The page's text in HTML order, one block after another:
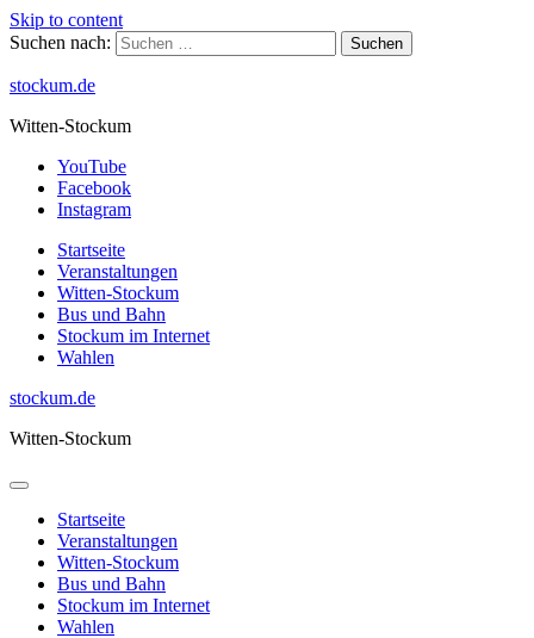
Skip to content
Suchen nach:
stockum.de
Witten-Stockum
YouTube
Facebook
Instagram
Startseite
Veranstaltungen
Witten-Stockum
Bus und Bahn
Stockum im Internet
Wahlen
stockum.de
Witten-Stockum
Startseite
Veranstaltungen
Witten-Stockum
Bus und Bahn
Stockum im Internet
Wahlen